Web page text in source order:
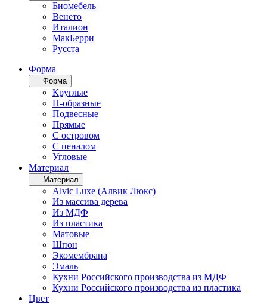
Биомебель
Венето
Италион
МакБерри
Русста
Форма
Форма
Круглые
П-образные
Подвесные
Прямые
С островом
С пеналом
Угловые
Материал
Материал
Alvic Luxe (Алвик Люкс)
Из массива дерева
Из МДФ
Из пластика
Матовые
Шпон
Экомембрана
Эмаль
Кухни Российского производства из МДФ
Кухни Российского производства из пластика
Цвет